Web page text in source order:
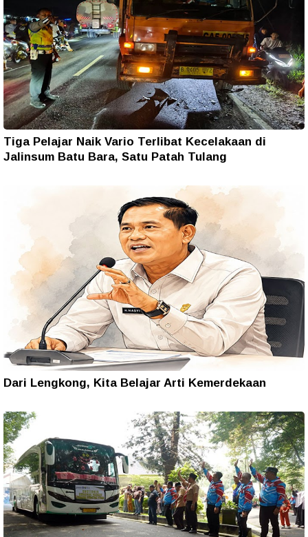
Tiga Pelajar Naik Vario Terlibat Kecelakaan di
Jalinsum Batu Bara, Satu Patah Tulang
Dari Lengkong, Kita Belajar Arti Kemerdekaan